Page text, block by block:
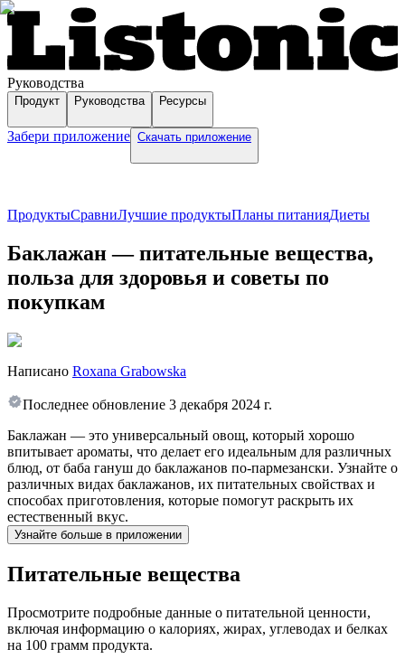
Руководства
Продукт Руководства Ресурсы
Забери приложение Скачать приложение
ПродуктыСравниЛучшие продуктыПланы питанияДиеты
Баклажан — питательные вещества,
польза для здоровья и советы по
покупкам
Написано Roxana Grabowska
Последнее обновление 3 декабря 2024 г.
Баклажан — это универсальный овощ, который хорошо
впитывает ароматы, что делает его идеальным для различных
блюд, от баба гануш до баклажанов по-пармезански. Узнайте о
различных видах баклажанов, их питательных свойствах и
способах приготовления, которые помогут раскрыть их
естественный вкус.
Узнайте больше в приложении
Питательные вещества
Просмотрите подробные данные о питательной ценности,
включая информацию о калориях, жирах, углеводах и белках
на 100 грамм продукта.